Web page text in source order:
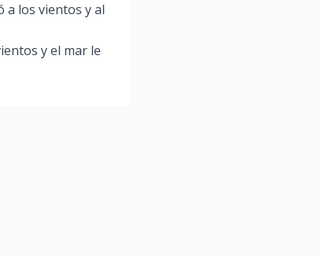
a los vientos y al
y el mar le